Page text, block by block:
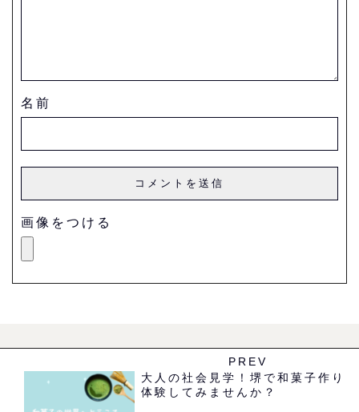
名前
画像をつける
PREV
大人の社会見学！堺で和菓子作り
体験してみませんか？